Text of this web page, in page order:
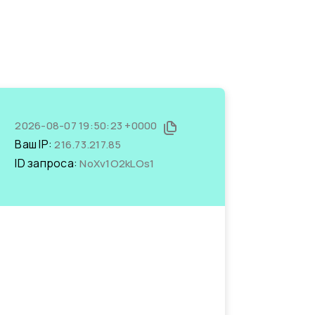
2026-08-07 19:50:23 +0000
Ваш IP:216.73.217.85
ID запроса:NoXv1O2kLOs1